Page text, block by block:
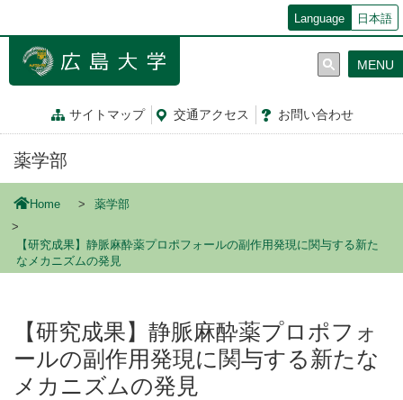
ン
Language 日本語
サイトマップ 交通アクセス お問い合わせ
MENU
薬学部
Home 薬学部
【研究成果】静脈麻酔薬プロポフォールの副作用発現に関与する新た
なメカニズムの発見
【研究成果】静脈麻酔薬プロポフォ
ールの副作用発現に関与する新たな
メカニズムの発見